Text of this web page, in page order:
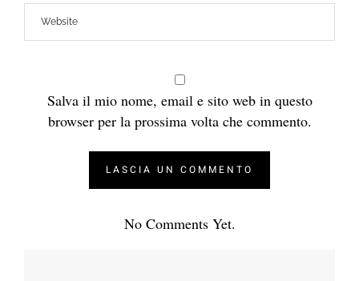
Salva il mio nome, email e sito web in questo
browser per la prossima volta che commento.
No Comments Yet.